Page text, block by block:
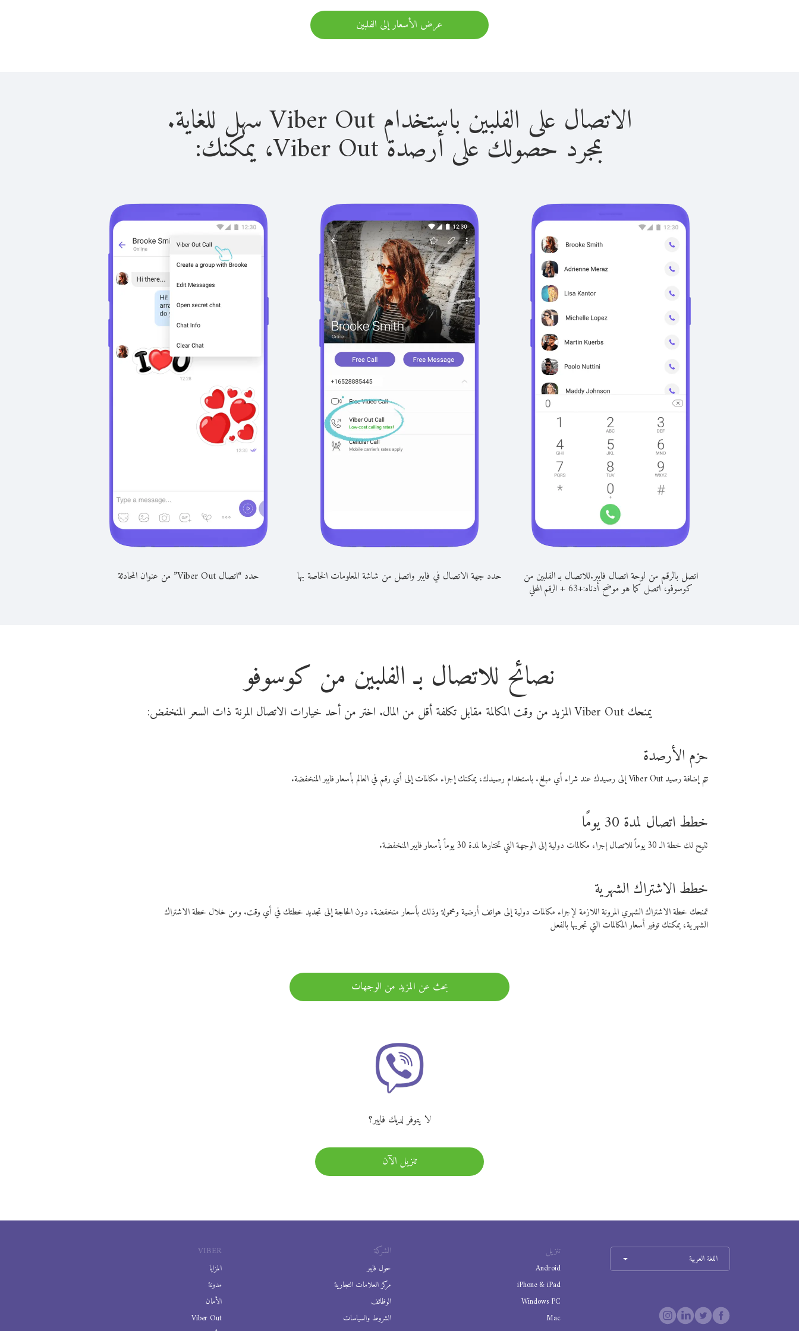
عرض الأسعار إلى الفلبين
الاتصال على الفلبين باستخدام Viber Out سهل للغاية.
بمجرد حصولك على أرصدة Viber Out، يمكنك:
اتصل بالرقم من لوحة اتصال فايبر.للاتصال بـ الفلبين من
كوسوفو، اتصل كما هو موضح أدناه:+
63
+الرقم المحلي
حدد جهة الاتصال في فايبر واتصل من شاشة المعلومات الخاصة بها حدد “اتصال Viber Out” من عنوان المحادثة
نصائح للاتصال بـ الفلبين من كوسوفو
يمنحك Viber Out المزيد من وقت المكالمة مقابل تكلفة أقل من المال. اختر من أحد خيارات الاتصال المرنة ذات السعر المنخفض:
حزم الأرصدة
تتم إضافة رصيد Viber Out إلى رصيدك عند شراء أي مبلغ. باستخدام رصيدك، يمكنك إجراء مكالمات إلى أي رقم في العالم بأسعار فايبر المنخفضة.
خطط اتصال لمدة 30 يومًا
تتيح لك خطة الـ 30 يوماً للاتصال إجراء مكالمات دولية إلى الوجهة التي تختارها لمدة 30 يوماً بأسعار فايبر المنخفضة.
خطط الاشتراك الشهرية
تمنحك خطة الاشتراك الشهري المرونة اللازمة لإجراء مكالمات دولية إلى هواتف أرضية ومحمولة وذلك بأسعار منخفضة، دون الحاجة إلى تجديد خطتك في أي وقت. ومن خلال خطة الاشتراك
الشهرية، يمكنك توفير أسعار المكالمات التي تجريها بالفعل
بحث عن المزيد من الوجهات
لا يتوفر لديك فايبر؟
تنزيل الآن
VIBER
المزايا
مدونة
الأمان
Viber Out
الشركة
حول فايبر
مركز العلامات التجارية
الوظائف
الشروط والسياسات
تنزيل
Android
iPhone & iPad
Windows PC
Mac
اللغة العربية